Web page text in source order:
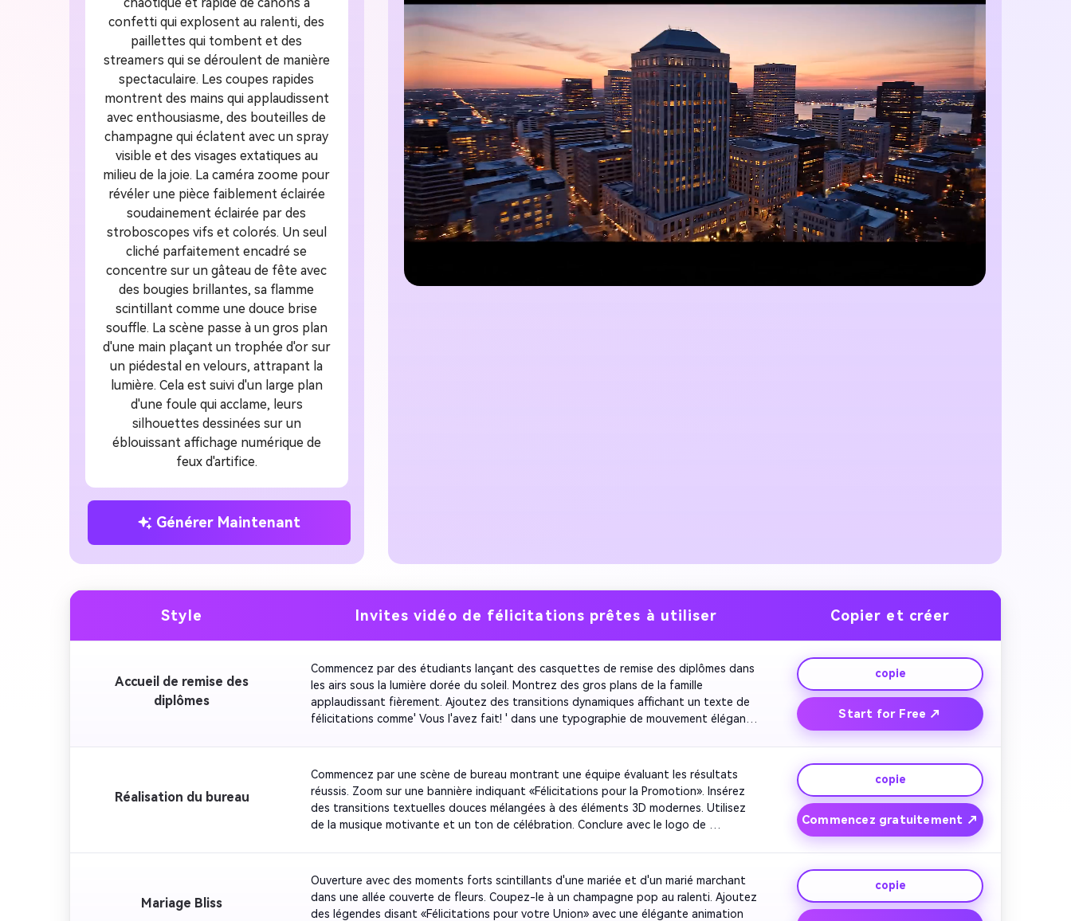
confetti qui explosent au ralenti, des
paillettes qui tombent et des
streamers qui se déroulent de manière
spectaculaire. Les coupes rapides
montrent des mains qui applaudissent
avec enthousiasme, des bouteilles de
champagne qui éclatent avec un spray
visible et des visages extatiques au
milieu de la joie. La caméra zoome pour
révéler une pièce faiblement éclairée
soudainement éclairée par des
stroboscopes vifs et colorés. Un seul
cliché parfaitement encadré se
concentre sur un gâteau de fête avec
des bougies brillantes, sa flamme
scintillant comme une douce brise
souffle. La scène passe à un gros plan
d'une main plaçant un trophée d'or sur
un piédestal en velours, attrapant la
lumière. Cela est suivi d'un large plan
d'une foule qui acclame, leurs
silhouettes dessinées sur un
éblouissant affichage numérique de
feux d'artifice.
Générer Maintenant
Style Invites vidéo de félicitations prêtes à utiliser Copier et créer
Accueil de remise des
diplômes
Commencez par des étudiants lançant des casquettes de remise des diplômes dans
les airs sous la lumière dorée du soleil. Montrez des gros plans de la famille
applaudissant fièrement. Ajoutez des transitions dynamiques affichant un texte de
félicitations comme' Vous l'avez fait! ' dans une typographie de mouvement élégante.
touche personnelle. Utilisez une profondeur de champ subtile pour un style
cinématographique. Terminez avec des confettis animés et une musique de fond
joyeuse pour célébrer le jalon.
copie
Start for Free ↗
Réalisation du bureau
Commencez par une scène de bureau montrant une équipe évaluant les résultats
réussis. Zoom sur une bannière indiquant «Félicitations pour la Promotion». Insérez
des transitions textuelles douces mélangées à des éléments 3D modernes. Utilisez
de la musique motivante et un ton de célébration. Conclure avec le logo de
internes et les partages LinkedIn.
copie
Commencez gratuitement ↗
Mariage Bliss
Ouverture avec des moments forts scintillants d'une mariée et d'un marié marchant
dans une allée couverte de fleurs. Coupez-le à un champagne pop au ralenti. Ajoutez
des légendes disant «Félicitations pour votre Union» avec une élégante animation
copie